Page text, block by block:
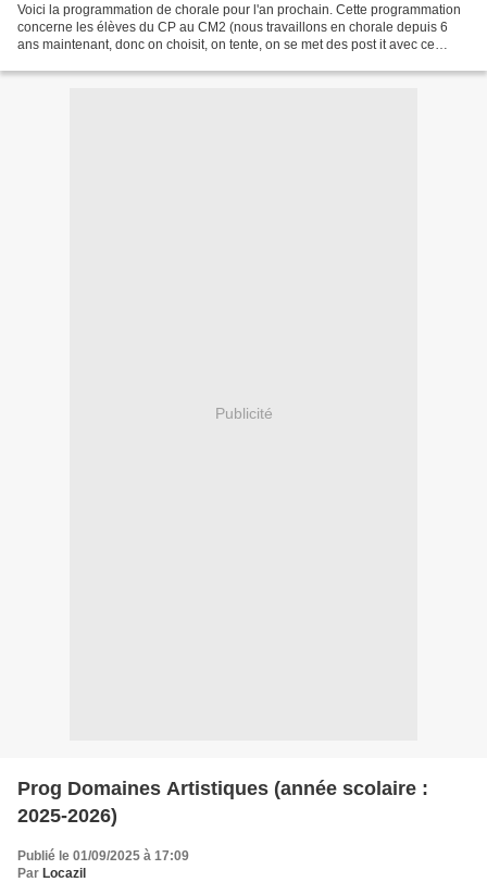
Voici la programmation de chorale pour l'an prochain. Cette programmation
concerne les élèves du CP au CM2 (nous travaillons en chorale depuis 6
ans maintenant, donc on choisit, on tente, on se met des post it avec ce
Publicité
Prog Domaines Artistiques (année scolaire :
2025-2026)
Publié le 01/09/2025 à 17:09
Par Locazil